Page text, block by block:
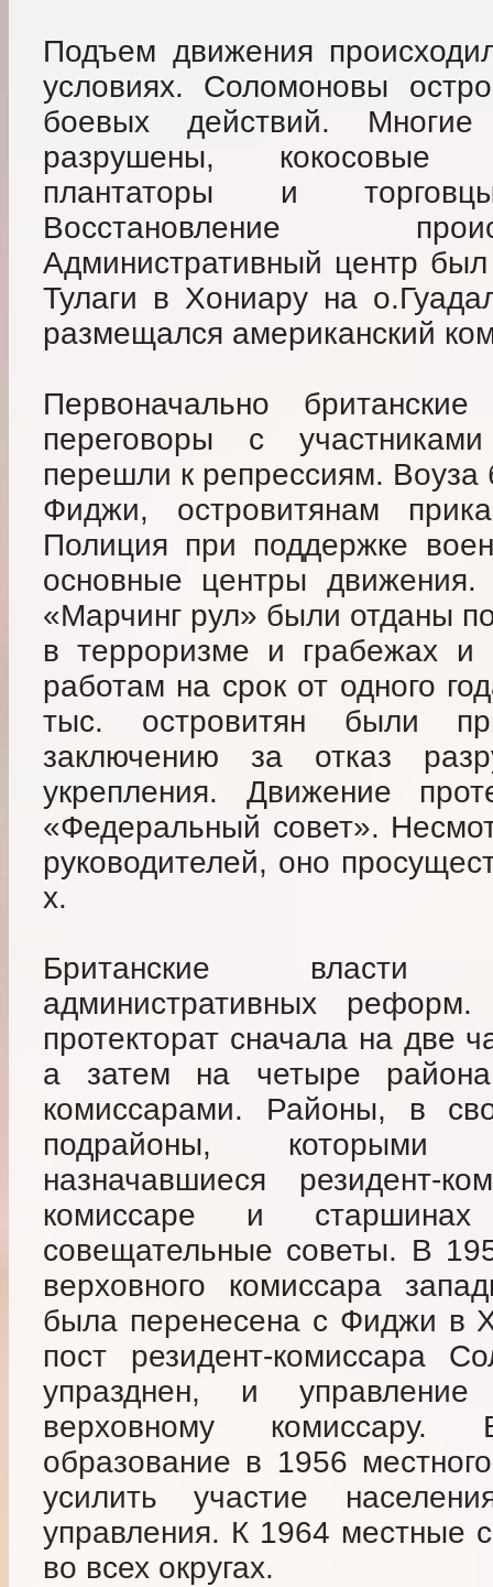
Подъем движения
условиях. Соломоновы
боевых действий.
разрушены, кокосовые
плантаторы и
Восстановление
Административный центр
Тулаги в Хониару на
размещался американский
Первоначально
переговоры с
перешли к репрессиям.
Фиджи, островитянам
Полиция при поддержке
основные центры
«Марчинг рул» были отданы
в терроризме и грабежах и
работам на срок от одного
тыс. островитян были
заключению за отказ
укрепления. Движение
«Федеральный совет».
руководителей, оно
х.
Британские власти
административных
протекторат сначала на
а затем на четыре
комиссарами. Районы, в
подрайоны, которыми
назначавшиеся резидент-
комиссаре и
совещательные советы. В
верховного комиссара
была перенесена с Фиджи в
пост резидент-комиссара
упразднен, и
верховному
образование в 1956
усилить участие
управления. К 1964 местные
во всех округах.